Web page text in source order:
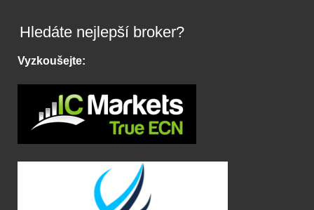
Hledáte nejlepší broker?
Vyzkoušejte: